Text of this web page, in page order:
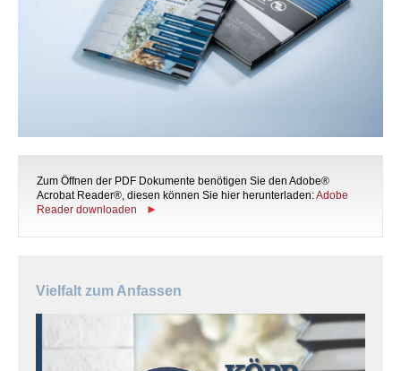
Impressum
Zum Öffnen der PDF Dokumente benötigen Sie den Adobe®
Acrobat Reader®, diesen können Sie hier herunterladen:Adobe
Reader downloaden
Vielfalt zum Anfassen